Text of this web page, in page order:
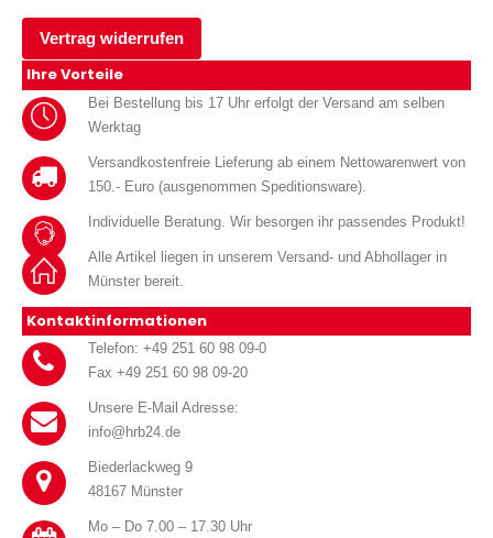
Vertrag widerrufen
Ihre Vorteile
Bei Bestellung bis 17 Uhr erfolgt der Versand am selben
Werktag
Versandkostenfreie Lieferung ab einem Nettowarenwert von
150.- Euro (ausgenommen Speditionsware).
Individuelle Beratung. Wir besorgen ihr passendes Produkt!
Alle Artikel liegen in unserem Versand- und Abhollager in
Münster bereit.
Kontaktinformationen
Telefon: +49 251 60 98 09-0
Fax +49 251 60 98 09-20
Unsere E-Mail Adresse:
info@hrb24.de
Biederlackweg 9
48167 Münster
Mo – Do 7.00 – 17.30 Uhr